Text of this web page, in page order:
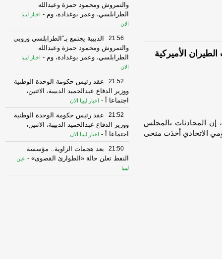
الأميركية
إن المحادثات بالمجلس
الاتحادي أخذت منحى
والنمروش ومحمود حمزة وعبدالله
الطرابلسي، وعمر بوغدادة، وم -
اخبار ليبيا
الان
21:56
الدبيبة يجتمع بـ”الطرابلسي وزوبي
والنمروش ومحمود حمزة وعبدالله
الطرابلسي، وعمر بوغدادة، وم -
اخبار ليبيا
الان
21:52
عقد رئيس حكومة الوحدة الوطنية
ووزير الدفاع عبدالحميد الدبيبة، الاثنين،
اجتماعا أ - اخبار ليبيا الان
21:52
عقد رئيس حكومة الوحدة الوطنية
ووزير الدفاع عبدالحميد الدبيبة، الاثنين،
اجتماعا أ - اخبار ليبيا الان
21:50
بعد هجمات الزاوية.. مؤسسة
النفط تعلن حالة «الطوارئ القصوى» - عين
ليبيا